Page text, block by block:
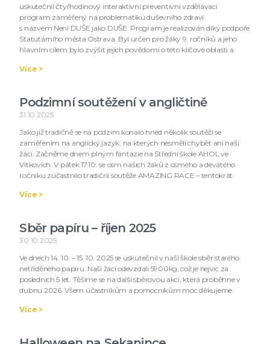
uskutečnil čtyřhodinový interaktivní preventivní vzdělávací
program zaměřený na problematiku duševního zdraví
s názvem Není DUŠE jako DUŠE. Program je realizován díky podpoře
Statutárního města Ostrava. Byl určen pro žáky 9. ročníků a jeho
hlavním cílem bylo zvýšit jejich povědomí o této klíčové oblasti a
Více >
Podzimní soutěžení v angličtině
31.10.2025
Jako již tradičně se na podzim konalo hned několik soutěží se
zaměřením na anglický jazyk, na kterých nesměli chybět ani naši
žáci. Začněme dnem plným fantazie na Střední škole AHOL ve
Vítkovích. V pátek 17.10. se osm našich žáků z osmého a devátého
ročníku zúčastnilo tradiční soutěže AMAZING RACE – tentokrát
Více >
Sběr papíru – říjen 2025
30.10.2025
Ve dnech 14. 10. – 15. 10. 2025 se uskutečnil v naší škole sběr starého
netříděného papíru. Naši žáci odevzdali 5900kg, což je nejvíc za
posledních 5 let. Těšíme se na další sběrovou akci, která proběhne v
dubnu 2026. Všem účastníkům a pomocníkům moc děkujeme.
Více >